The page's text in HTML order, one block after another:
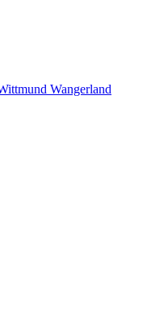
Wangerland